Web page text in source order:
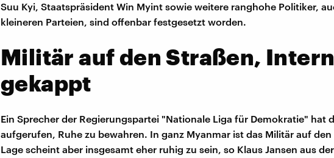
Suu Kyi, Staatspräsident Win Myint sowie weitere ranghohe Politiker,
kleineren Parteien, sind offenbar festgesetzt worden.
Militär auf den Straßen,
gekappt
Ein Sprecher der Regierungspartei "Nationale Liga für Demokratie" hat
aufgerufen, Ruhe zu bewahren. In ganz Myanmar ist das Militär auf
Lage scheint aber insgesamt eher ruhig zu sein, so Klaus Jansen aus der